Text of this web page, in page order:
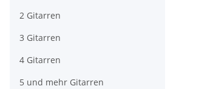
2 Gitarren
3 Gitarren
4 Gitarren
5 und mehr Gitarren